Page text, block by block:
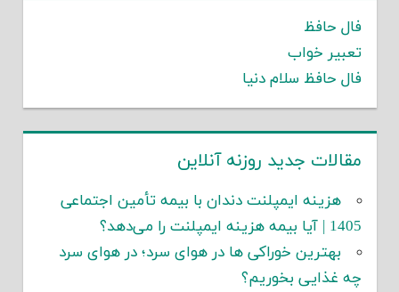
فال حافظ
تعبیر خواب
فال حافظ سلام دنیا
مقالات جدید روزنه آنلاین
هزینه ایمپلنت دندان با بیمه تأمین اجتماعی
1405 | آیا بیمه هزینه ایمپلنت را می‌دهد؟
بهترین خوراکی ها در هوای سرد؛ در هوای سرد
چه غذایی بخوریم؟